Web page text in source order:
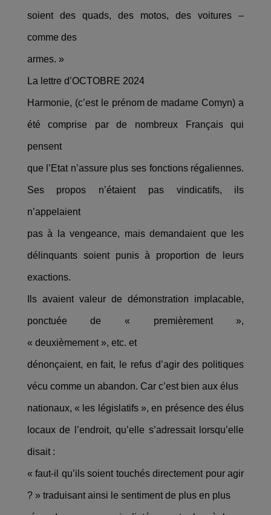
soient des quads, des motos, des voitures –
comme des
armes. »
La lettre d’OCTOBRE 2024
Harmonie, (c’est le prénom de madame Comyn) a
été comprise par de nombreux Français qui
pensent
que l’Etat n’assure plus ses fonctions régaliennes.
Ses propos n’étaient pas vindicatifs, ils
n’appelaient
pas à la vengeance, mais demandaient que les
délinquants soient punis à proportion de leurs
exactions.
Ils avaient valeur de démonstration implacable,
ponctuée de « premièrement »,
« deuxièmement », etc. et
dénonçaient, en fait, le refus d’agir des politiques
vécu comme un abandon. Car c’est bien aux élus
nationaux, « les législatifs », en présence des élus
locaux de l’endroit, qu’elle s’adressait lorsqu’elle
disait :
« faut-il qu’ils soient touchés directement pour agir
? » traduisant ainsi le sentiment de plus en plus